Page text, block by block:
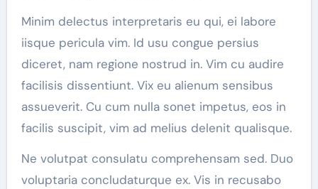
Minim delectus interpretaris eu qui, ei labore
iisque pericula vim. Id usu congue persius
diceret, nam regione nostrud in. Vim cu audire
facilisis dissentiunt. Vix eu alienum sensibus
assueverit. Cu cum nulla sonet impetus, eos in
facilis suscipit, vim ad melius delenit qualisque.
Ne volutpat consulatu comprehensam sed. Duo
voluptaria concludaturque ex. Vis in recusabo